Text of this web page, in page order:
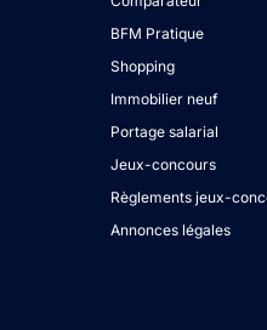
BFM Pratique
Shopping
Immobilier neuf
Portage salarial
Jeux-concours
Règlements jeux-
Annonces légales